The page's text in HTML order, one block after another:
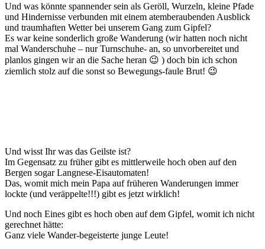
Und was könnte spannender sein als Geröll, Wurzeln, kleine Pfade
und Hindernisse verbunden mit einem atemberaubenden Ausblick
und traumhaften Wetter bei unserem Gang zum Gipfel?
Es war keine sonderlich große Wanderung (wir hatten noch nicht
mal Wanderschuhe – nur Turnschuhe- an, so unvorbereitet und
planlos gingen wir an die Sache heran 😉 ) doch bin ich schon
ziemlich stolz auf die sonst so Bewegungs-faule Brut! 😉
Und wisst Ihr was das Geilste ist?
Im Gegensatz zu früher gibt es mittlerweile hoch oben auf den
Bergen sogar Langnese-Eisautomaten!
Das, womit mich mein Papa auf früheren Wanderungen immer
lockte (und veräppelte!!!) gibt es jetzt wirklich!
Und noch Eines gibt es hoch oben auf dem Gipfel, womit ich nicht
gerechnet hätte:
Ganz viele Wander-begeisterte junge Leute!